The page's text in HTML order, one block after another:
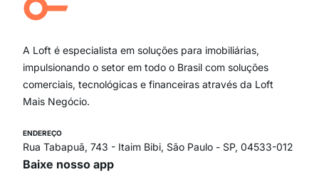
Ipiranga
Paraíso
Itaim Bibi
A Loft é especialista em soluções para imobiliárias,
impulsionando o setor em todo o Brasil com soluções
comerciais, tecnológicas e financeiras através da Loft
Mais Negócio.
ENDEREÇO
Rua Tabapuã, 743 - Itaim Bibi, São Paulo - SP, 04533-012
Baixe nosso app